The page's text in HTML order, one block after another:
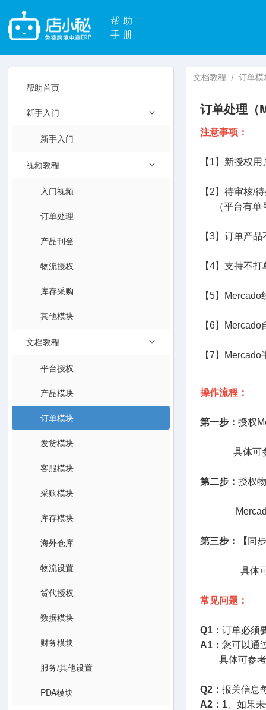
帮助
手册
帮助首页
新手入门
新手入门
视频教程
入门视频
订单处理
产品刊登
物流授权
库存采购
其他模块
文档教程
平台授权
产品模块
订单模块
发货模块
客服模块
采购模块
库存模块
海外仓库
物流设置
货代授权
数据模块
财务模块
服务/其他设置
PDA模块
文档教程 / 订单模
订单处理（
注意事项：
【1】新授权
【2】待审核/
（平台有单
【3】订单产
【4】支持不
【5】
【6】
【7】
操作流程：
第一步： 授权
具体可参
第二步： 授权
Mercado
第三步：【 同
具体可
常见问题：
Q1： 订单必须
A1： 您可以通
具体可参考
Q2： 报关信息
A2： 1、如果